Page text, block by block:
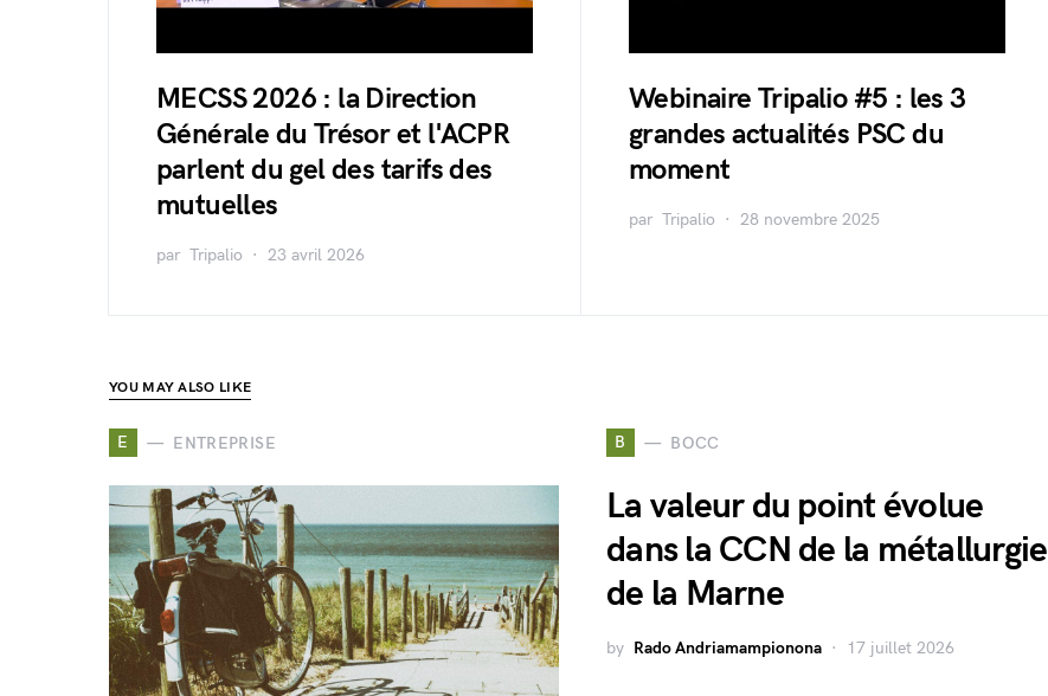
MECSS 2026 : la Direction
Générale du Trésor et l'ACPR
parlent du gel des tarifs des
mutuelles
par Tripalio 23 avril 2026
Webinaire Tripalio #5 : les 3
grandes actualités PSC du
moment
par Tripalio 28 novembre 2025
YOU MAY ALSO LIKE
E ENTREPRISE B BOCC
La valeur du point évolue
dans la CCN de la métallurgie
de la Marne
by Rado Andriamampionona 17 juillet 2026